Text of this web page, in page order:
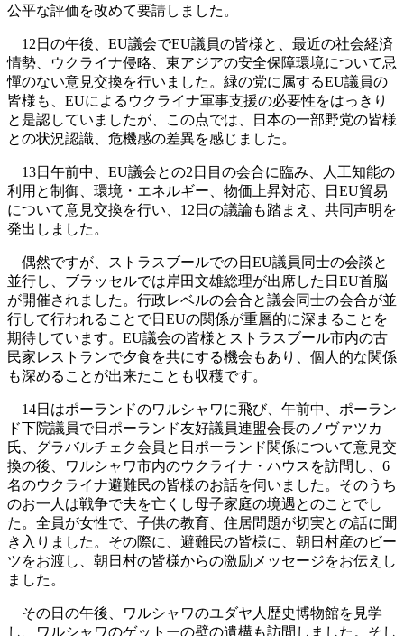
公平な評価を改めて要請しました。
12日の午後、EU議会でEU議員の皆様と、最近の社会経済
情勢、ウクライナ侵略、東アジアの安全保障環境について忌
憚のない意見交換を行いました。緑の党に属するEU議員の
皆様も、EUによるウクライナ軍事支援の必要性をはっきり
と是認していましたが、この点では、日本の一部野党の皆様
との状況認識、危機感の差異を感じました。
13日午前中、EU議会との2日目の会合に臨み、人工知能の
利用と制御、環境・エネルギー、物価上昇対応、日EU貿易
について意見交換を行い、12日の議論も踏まえ、共同声明を
発出しました。
偶然ですが、ストラスブールでの日EU議員同士の会談と
並行し、ブラッセルでは岸田文雄総理が出席した日EU首脳
が開催されました。行政レベルの会合と議会同士の会合が並
行して行われることで日EUの関係が重層的に深まることを
期待しています。EU議会の皆様とストラスブール市内の古
民家レストランで夕食を共にする機会もあり、個人的な関係
も深めることが出来たことも収穫です。
14日はポーランドのワルシャワに飛び、午前中、ポーラン
ド下院議員で日ポーランド友好議員連盟会長のノヴァツカ
氏、グラバルチェク会員と日ポーランド関係について意見交
換の後、ワルシャワ市内のウクライナ・ハウスを訪問し、6
名のウクライナ避難民の皆様のお話を伺いました。そのうち
のお一人は戦争で夫を亡くし母子家庭の境遇とのことでし
た。全員が女性で、子供の教育、住居問題が切実との話に聞
き入りました。その際に、避難民の皆様に、朝日村産のビー
ツをお渡し、朝日村の皆様からの激励メッセージをお伝えし
ました。
その日の午後、ワルシャワのユダヤ人歴史博物館を見学
し、ワルシャワのゲットーの壁の遺構も訪問しました。そし